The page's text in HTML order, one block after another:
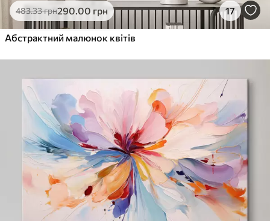
483.33грн290.00 грн 17
Абстрактний малюнок квітів